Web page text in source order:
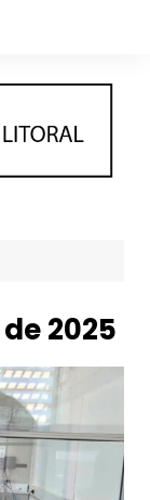
2025